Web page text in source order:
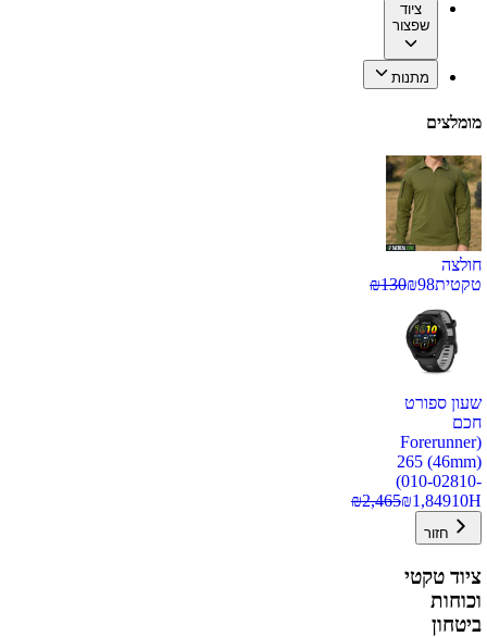
ציוד
שפצור
מתנות
מומלצים
חולצה
טקטית
₪98
₪130
שעון ספורט
חכם
(Forerunner
265 (46mm)
(010-02810-
10H
₪1,849
₪2,465
חזור
ציוד טקטי
וכוחות
ביטחון